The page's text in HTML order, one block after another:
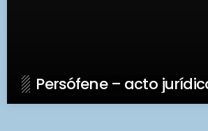
Persófene – acto